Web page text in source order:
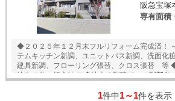
阪急宝塚
専有面積
◆２０２５年１２月末フルリフォーム完成済！
テムキッチン新調、ユニットバス新調、洗面化
建具新調、フローリング張替、クロス張替 等 ◆阪急宝塚線「曽根」駅
徒歩４分の好立地！ ◆地上６階建ての１階部分につき階下住戸なし！ ◆
1件中1～1件を表示